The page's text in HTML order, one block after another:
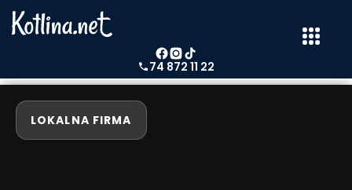
74 872 11 22
LOKALNA FIRMA